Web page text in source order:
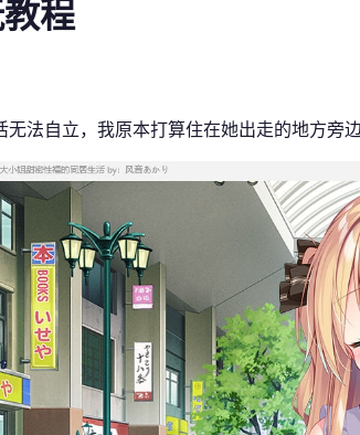
程
无法自立，我原本打算住在她出走的地方旁